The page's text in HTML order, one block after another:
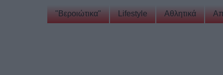
"Βεροιώτικα" Lifestyle Αθλητικά